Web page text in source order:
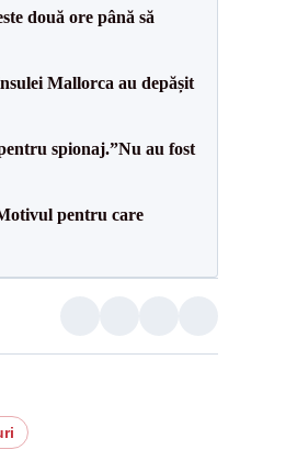
două ore până să
Mallorca au depășit
spionaj.”Nu au fost
pentru care